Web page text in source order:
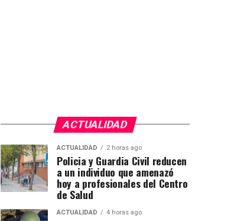
ACTUALIDAD
ACTUALIDAD 2 horas ago
Policia y Guardia Civil reducen
a un individuo que amenazó
hoy a profesionales del Centro
de Salud
ACTUALIDAD 4 horas ago